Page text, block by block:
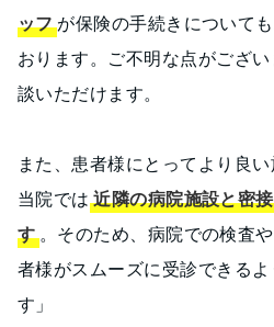
ッフ が保険の手続きについて
おります。ご不明な点がござ
談いただけます。
また、患者様にとってより良い
当院では 近隣の病院施設と密
す。そのため、病院での検査
者様がスムーズに受診できる
す」